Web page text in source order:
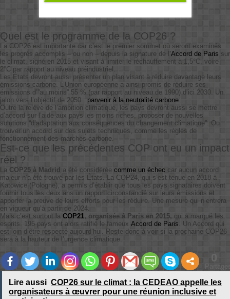
Quel est le programme de la COP26 ?
La COP26 est importante car c’est le premier sommet où seront examinés
les progrès accomplis – ou non – depuis la signature de l ‘Accord de Paris sur
le climat, signé en 2015 et visant à limiter le réchauffement à 1,5°C, voire
2°C par rapport au niveau préindustriel.
Les États devront aussi présenter un plan visant à réduire davantage leurs
émissions carbone. L’Union européenne a ainsi promis de réduire ses
émissions d’”au moins” 55 % (par rapport au niveau de 1990) d’ici 2030. Un
jalon vers l’objectif de 2050 : parvenir à la neutralité carbone
Outre la relève de l’ambition climatique, les pays devront aussi se mettre
d’accord sur l’aide aux pays les moins riches, proposer de nouvelles
solutions “d’adaptation aux conséquences du changement climatique”. Ou
trouver un accord sur des sujets techniques, comme les règles de
fonctionnement des marchés carbone.
Est-ce que les précédentes COP ont eu un impact
réel ?
La COP25 à Madrid a été considérée comme un échec car aucun accord
majeur n’a été trouvé par les États. La COP24, qui s’est tenue en 2018 à
Katowice (Pologne), a permis d’établir que tous les pays signataires doivent
fournir tous les deux ans un rapport circonstancié sur leurs émissions et
apporter la preuve de leurs efforts pour les réduire. Une mesure qui n’entrera
en vigueur qu’à partir de 2024.
Mais c’est surtout la COP21, organisée à Paris en 2015, qui a marqué les
esprits. 195 pays ont alors ratifié le fameux Accord de Paris . Un Accord qui
est loin d’être respecté aujourd’hui. Reste donc à voir si la prochaine COP26
sera à la hauteur de l’urgence climatique.
0
Lire aussi COP26 sur le climat : la CEDEAO appelle les
organisateurs à œuvrer pour une réunion inclusive et